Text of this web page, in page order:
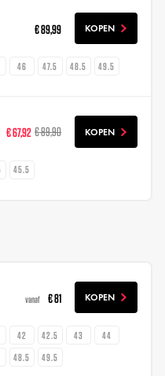
€ 89,99 KOPEN
46 47.5 48.5 49.5
€ 67,92 € 89,90 KOPEN
45.5
vanaf € 81 KOPEN
42 42.5 43
44
48.5 49.5